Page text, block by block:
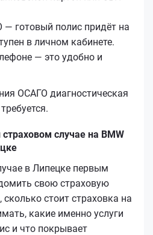
— готовый полис придёт на
в личном кабинете.
— это удобно и
ОСАГО диагностическая
случае на BMW
в Липецке первым
свою страховую
стоит страховка на
какие именно услуги
и что покрывает